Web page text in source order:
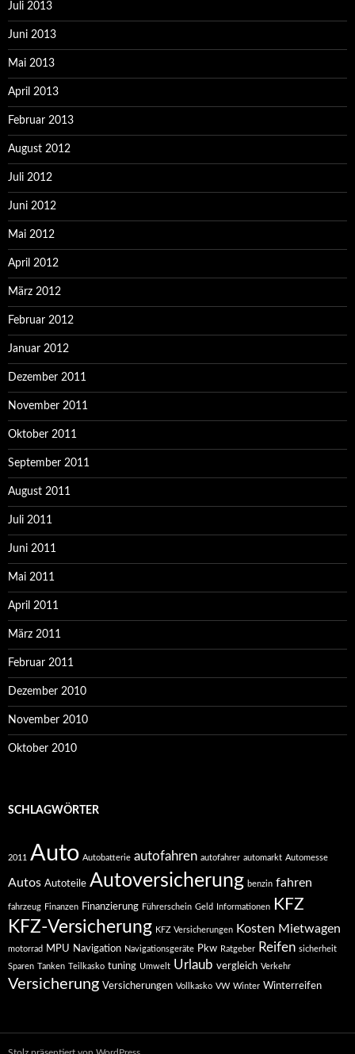
Juli 2013
Juni 2013
Mai 2013
April 2013
Februar 2013
August 2012
Juli 2012
Juni 2012
Mai 2012
April 2012
März 2012
Februar 2012
Januar 2012
Dezember 2011
November 2011
Oktober 2011
September 2011
August 2011
Juli 2011
Juni 2011
Mai 2011
April 2011
März 2011
Februar 2011
Dezember 2010
November 2010
Oktober 2010
SCHLAGWÖRTER
2011 Auto Autobatterie autofahren autofahrer automarkt Automesse
Autos Autoteile Autoversicherung benzin fahren
fahrzeug Finanzen Finanzierung Führerschein Geld Informationen KFZ
KFZ-Versicherung KFZ Versicherungen Kosten Mietwagen
motorrad MPU Navigation Navigationsgeräte Pkw Ratgeber Reifen sicherheit
Sparen Tanken Teilkasko tuning Umwelt Urlaub vergleich Verkehr
Versicherung Versicherungen Vollkasko VW Winter Winterreifen